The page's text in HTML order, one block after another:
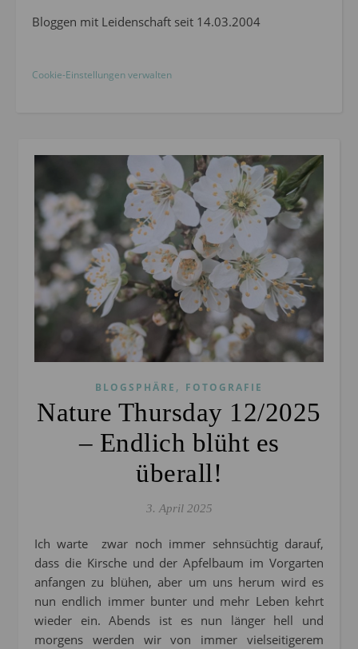
Bloggen mit Leidenschaft seit 14.03.2004
Cookie-Einstellungen verwalten
BLOGSPHÄRE , FOTOGRAFIE
Nature Thursday 12/2025
– Endlich blüht es
überall!
3. April 2025
Ich warte zwar noch immer sehnsüchtig darauf,
dass die Kirsche und der Apfelbaum im Vorgarten
anfangen zu blühen, aber um uns herum wird es
nun endlich immer bunter und mehr Leben kehrt
wieder ein. Abends ist es nun länger hell und
morgens werden wir von immer vielseitigerem